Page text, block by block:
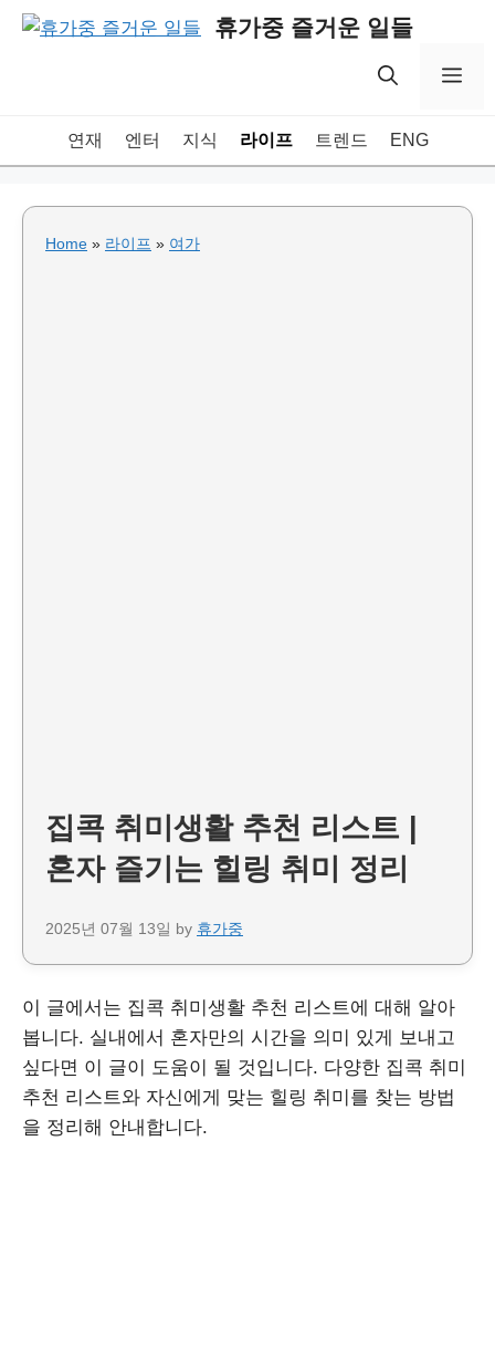
Skip
휴가중 즐거운 일들
연재 엔터 지식 라이프 트렌드 ENG
Home » 라이프 » 여가
집콕 취미생활 추천 리스트 |
혼자 즐기는 힐링 취미 정리
2025년 07월 13일 by 휴가중
이 글에서는 집콕 취미생활 추천 리스트에 대해 알아
봅니다. 실내에서 혼자만의 시간을 의미 있게 보내고
싶다면 이 글이 도움이 될 것입니다. 다양한 집콕 취미
추천 리스트와 자신에게 맞는 힐링 취미를 찾는 방법
을 정리해 안내합니다.